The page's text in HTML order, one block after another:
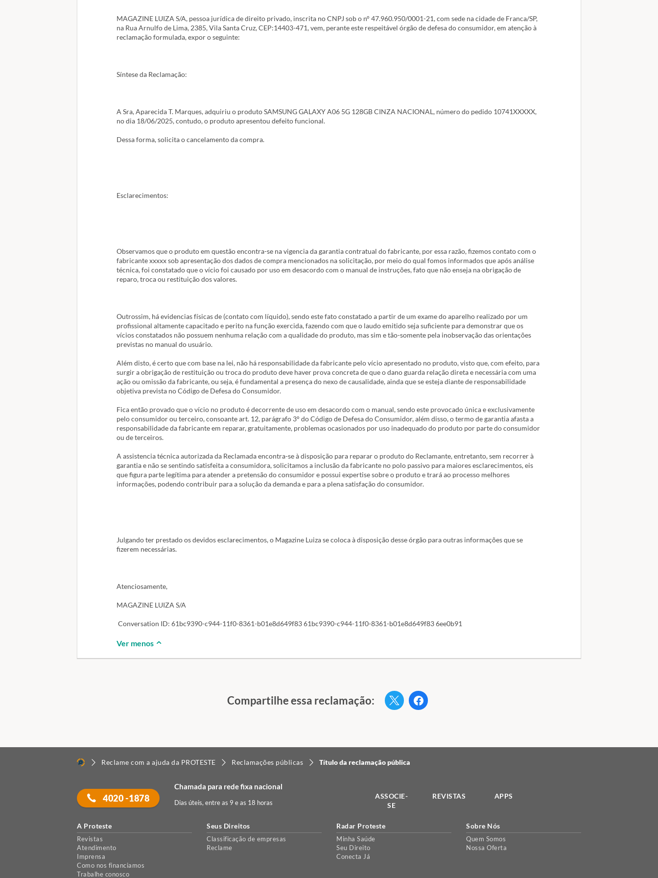
Foi uma compra em loja física e eles deveriam ter trocado o produto de imediato.
Solução esperada
MAGAZINE LUIZA S/A, pessoa jurídica de direito privado, inscrita no CNPJ sob o n° 47.960.950/0001-21, com sede na cidade de Franca/SP,
na Rua Arnulfo de Lima, 2385, Vila Santa Cruz, CEP:14403-471, vem, perante este respeitável órgão de defesa do consumidor, em atenção à
reclamação formulada, expor o seguinte:
Síntese da Reclamação:
A Sra, Aparecida T. Marques, adquiriu o produto SAMSUNG GALAXY A06 5G 128GB CINZA NACIONAL, número do pedido 10741XXXXX,
no dia 18/06/2025, contudo, o produto apresentou defeito funcional.
Dessa forma, solicita o cancelamento da compra.
Esclarecimentos:
Observamos que o produto em questão encontra-se na vigencia da garantia contratual do fabricante, por essa razão, fizemos contato com o
fabricante xxxxx sob apresentação dos dados de compra mencionados na solicitação, por meio do qual fomos informados que após análise
técnica, foi constatado que o vício foi causado por uso em desacordo com o manual de instruções, fato que não enseja na obrigação de
reparo, troca ou restituição dos valores.
Outrossim, há evidencias físicas de (contato com líquido), sendo este fato constatado a partir de um exame do aparelho realizado por um
profissional altamente capacitado e perito na função exercida, fazendo com que o laudo emitido seja suficiente para demonstrar que os
vícios constatados não possuem nenhuma relação com a qualidade do produto, mas sim e tão-somente pela inobservação das orientações
previstas no manual do usuário.
Além disto, é certo que com base na lei, não há responsabilidade da fabricante pelo vício apresentado no produto, visto que, com efeito, para
surgir a obrigação de restituição ou troca do produto deve haver prova concreta de que o dano guarda relação direta e necessária com uma
ação ou omissão da fabricante, ou seja, é fundamental a presença do nexo de causalidade, ainda que se esteja diante de responsabilidade
objetiva prevista no Código de Defesa do Consumidor.
Fica então provado que o vício no produto é decorrente de uso em desacordo com o manual, sendo este provocado única e exclusivamente
pelo consumidor ou terceiro, consoante art. 12, parágrafo 3° do Código de Defesa do Consumidor, além disso, o termo de garantia afasta a
responsabilidade da fabricante em reparar, gratuitamente, problemas ocasionados por uso inadequado do produto por parte do consumidor
ou de terceiros.
A assistencia técnica autorizada da Reclamada encontra-se à disposição para reparar o produto do Reclamante, entretanto, sem recorrer à
garantia e não se sentindo satisfeita a consumidora, solicitamos a inclusão da fabricante no polo passivo para maiores esclarecimentos, eis
que figura parte legítima para atender a pretensão do consumidor e possui expertise sobre o produto e trará ao processo melhores
informações, podendo contribuir para a solução da demanda e para a plena satisfação do consumidor.
Julgando ter prestado os devidos esclarecimentos, o Magazine Luiza se coloca à disposição desse órgão para outras informações que se
fizerem necessárias.
Atenciosamente,
MAGAZINE LUIZA S/A
Conversation ID: 61bc9390-c944-11f0-8361-b01e8d649f83 61bc9390-c944-11f0-8361-b01e8d649f83 6ee0b91
Ver menos
Compartilhe essa reclamação: TwitterFacebook
Reclame com a ajuda da PROTESTE Reclamações públicas Título da reclamação pública
4020 -1878
Chamada para rede fixa nacional
Dias úteis, entre as 9 e as 18 horas
ASSOCIE-
SE
REVISTAS APPS
A Proteste
Revistas
Atendimento
Imprensa
Como nos financiamos
Trabalhe conosco
Seus Direitos
Classificação de empresas
Reclame
Radar Proteste
Minha Saúde
Seu Direito
Conecta Já
Sobre Nós
Quem Somos
Nossa Oferta